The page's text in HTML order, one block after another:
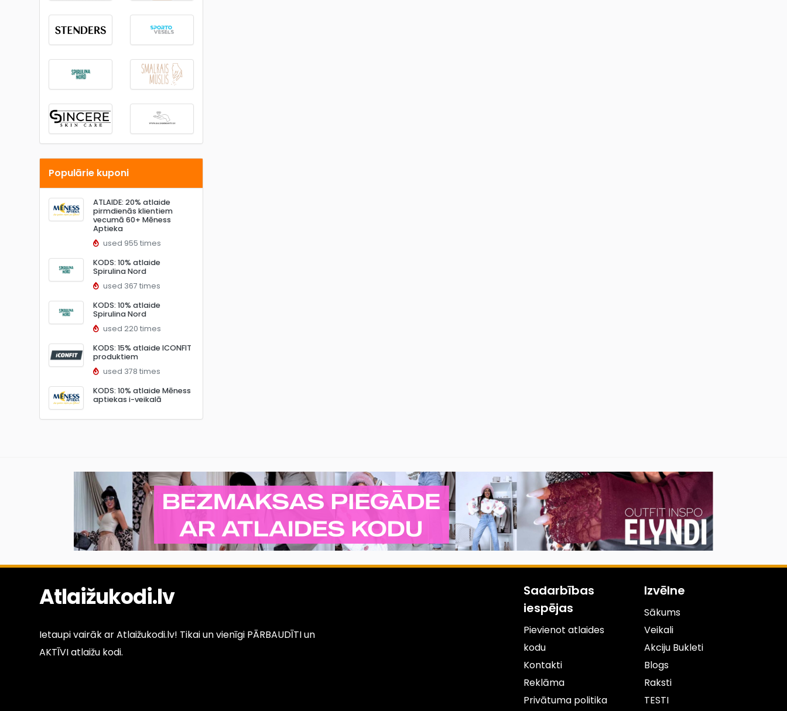
Populārie kuponi
ATLAIDE: 20% atlaide
pirmdienās klientiem
vecumā 60+ Mēness
Aptieka
used 955 times
KODS: 10% atlaide
Spirulina Nord
used 367 times
KODS: 10% atlaide
Spirulina Nord
used 220 times
KODS: 15% atlaide ICONFIT
produktiem
used 378 times
KODS: 10% atlaide Mēness
aptiekas i-veikalā
Atlaižukodi.lv
Ietaupi vairāk ar Atlaižukodi.lv! Tikai un vienīgi PĀRBAUDĪTI un
AKTĪVI atlaižu kodi.
Sadarbības
iespējas
Pievienot atlaides
kodu
Kontakti
Reklāma
Privātuma politika
Izvēlne
Sākums
Veikali
Akciju Bukleti
Blogs
Raksti
TESTI